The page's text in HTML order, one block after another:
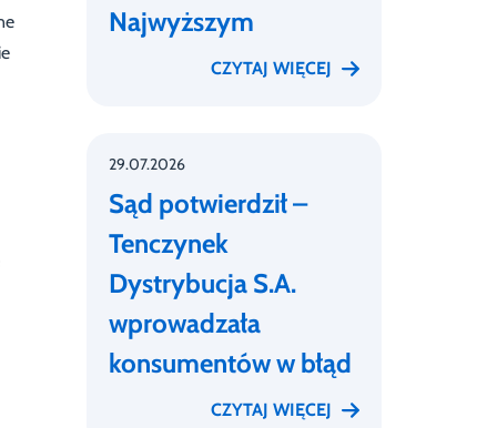
Najwyższym
CZYTAJ WIĘCEJ
29.07.2026
Sąd potwierdził –
Tenczynek
Dystrybucja S.A.
wprowadzała
konsumentów w błąd
CZYTAJ WIĘCEJ